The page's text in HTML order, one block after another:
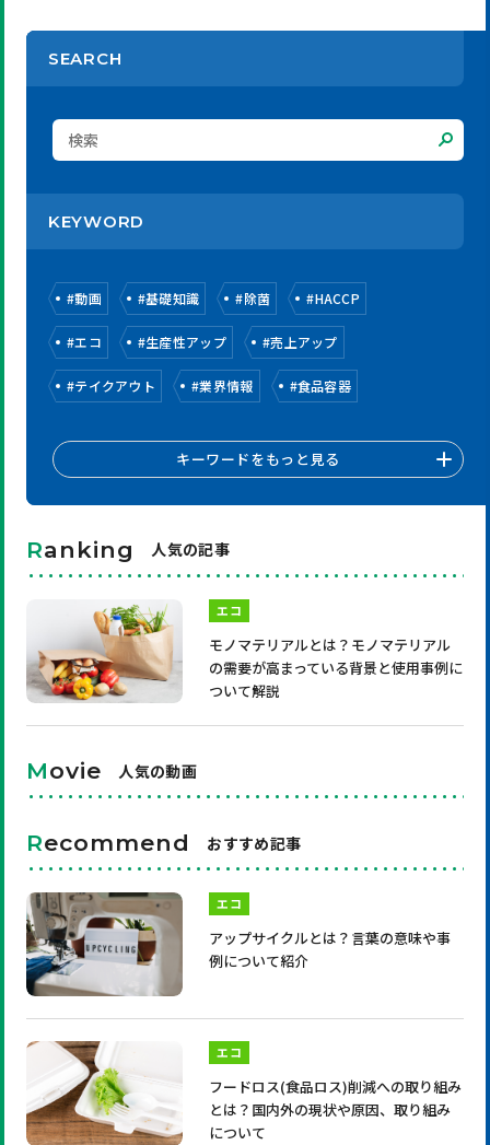
SEARCH
KEYWORD
#動画 #基礎知識 #除菌 #HACCP
#エコ #生産性アップ #売上アップ
#テイクアウト #業界情報 #食品容器
キーワードをもっと見る
Ranking 人気の記事
エコ
モノマテリアルとは？モノマテリアル
の需要が高まっている背景と使用事例に
ついて解説
Movie 人気の動画
Recommend おすすめ記事
エコ
アップサイクルとは？言葉の意味や事
例について紹介
エコ
フードロス(食品ロス)削減への取り組み
とは？国内外の現状や原因、取り組み
について